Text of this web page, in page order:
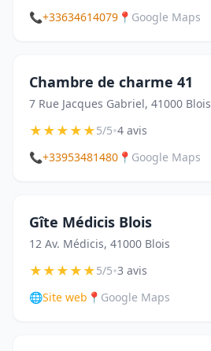
📞+33634614079 📍 Google Maps
Chambre de charme 41
7 Rue Jacques Gabriel, 41000 Blois
★★★★★5/5•4 avis
📞+33953481480 📍 Google Maps
Gîte Médicis Blois
12 Av. Médicis, 41000 Blois
★★★★★5/5•3 avis
🌐Site web 📍 Google Maps